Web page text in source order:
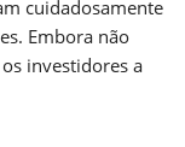
cuidadosamente
Embora não
investidores a